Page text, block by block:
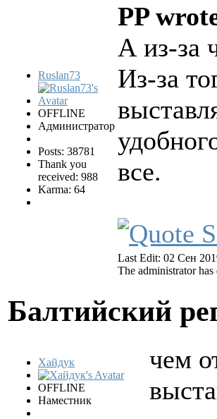
Ruslan73
OFFLINE
Администратор
Posts: 38781
Thank you
received: 988
Karma: 64
PP
А из-за
Из-за
все.
Last Edit: 02 Сен
The administrator
Балтийский
Хайдук
OFFLINE
Наместник
чем